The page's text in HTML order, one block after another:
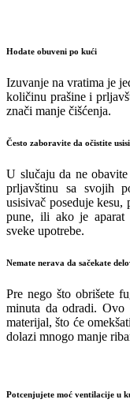
Hodate obuveni po kući
Izuvanje na vratima je
količinu prašine i
znači manje čišćenja.
Često zaboravite da očistite
U slučaju da ne
prljavštinu sa svojih
usisivač poseduje kesu,
pune, ili ako je aparat
sveke upotrebe.
Nemate nerava da sačekate
Pre nego što obrišete
minuta da odradi.
materijal, što će
dolazi mnogo manje
Potcenjujete moć ventilacije u